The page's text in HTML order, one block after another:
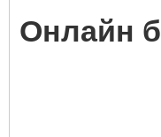
Онлайн